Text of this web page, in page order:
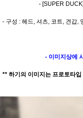
- [SUPER
- 구성 : 헤드, 셔츠, 코트, 견갑,
- 이미지상에
** 하기의 이미지는 프로토타